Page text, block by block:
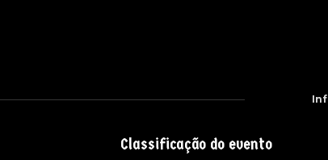
Classificação do evento